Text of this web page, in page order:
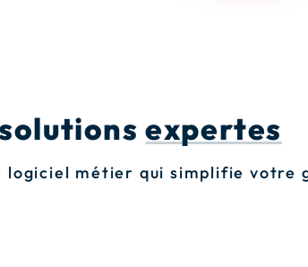
expertes
logiciel métier qui simplifie votre